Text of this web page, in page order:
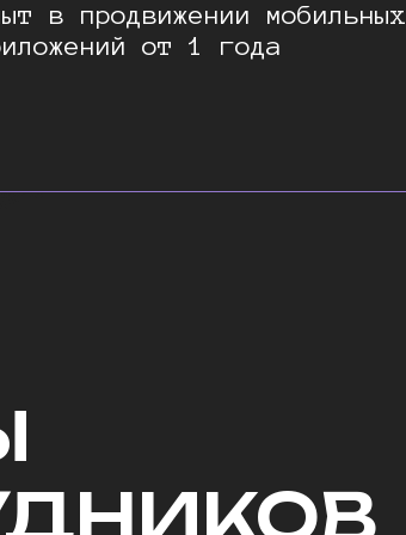
в продвижении мобильных
от 1 года